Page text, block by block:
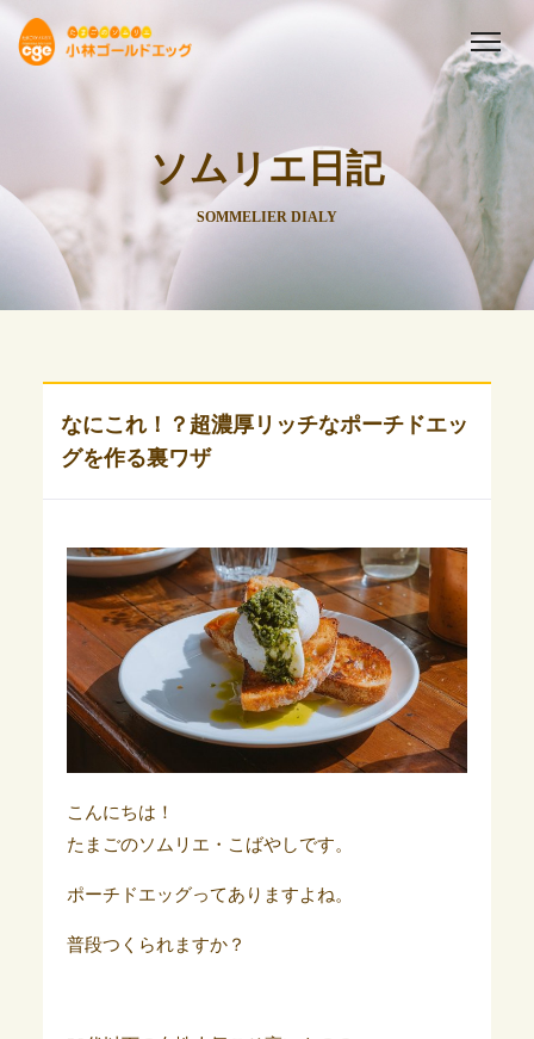
ソムリエ日記
SOMMELIER DIALY
なにこれ！？超濃厚リッチなポーチドエッ
グを作る裏ワザ
こんにちは！
たまごのソムリエ・こばやしです。
ポーチドエッグってありますよね。
普段つくられますか？